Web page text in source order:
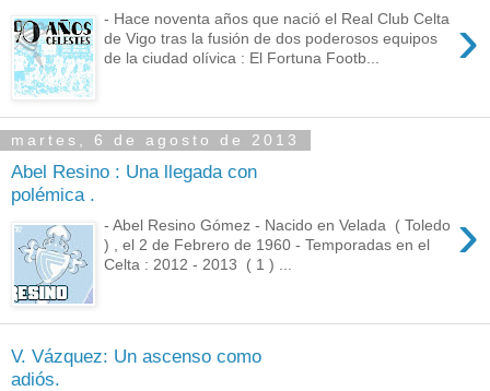
›
- Hace noventa años que nació el Real Club Celta
de Vigo tras la fusión de dos poderosos equipos
de la ciudad olívica : El Fortuna Footb...
martes, 6 de agosto de 2013
Abel Resino : Una llegada con
polémica .
›
- Abel Resino Gómez - Nacido en Velada ( Toledo
) , el 2 de Febrero de 1960 - Temporadas en el
Celta : 2012 - 2013 ( 1 ) ...
V. Vázquez: Un ascenso como
adiós.